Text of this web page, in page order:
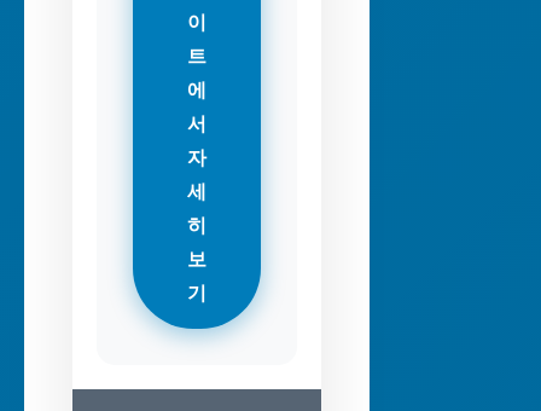
이
트
에
서
자
세
히
보
기